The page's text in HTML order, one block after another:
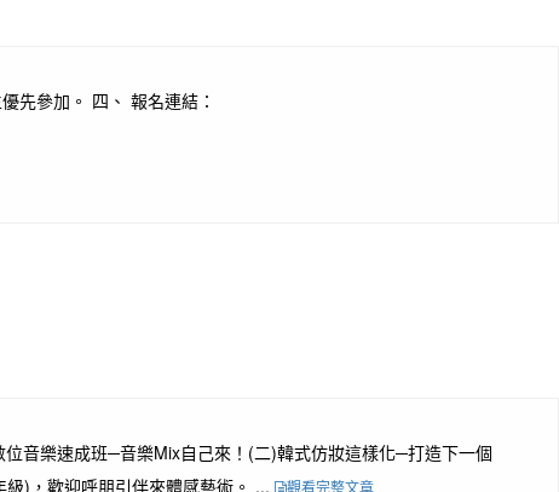
先參加。 四、 報名連結：
音樂速成班─音樂Mix自己來！(二)韓式仿妝這樣化─打造下一個
)，歡迎呼朋引伴來體感藝術。 ...
觀看完整文章